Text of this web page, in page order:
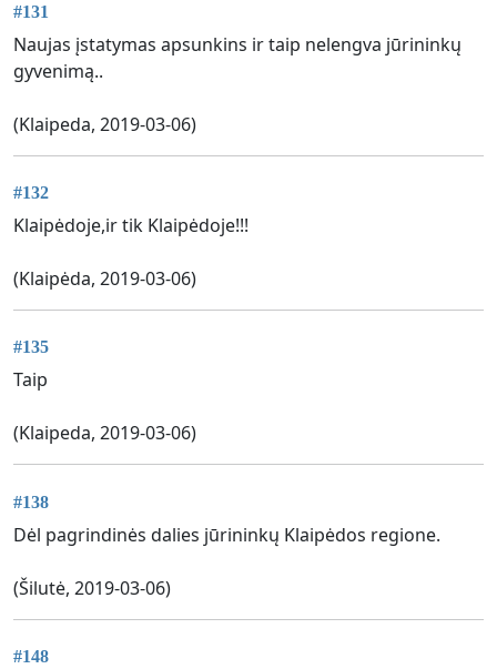
#131
Naujas įstatymas apsunkins ir taip nelengva jūrininkų
gyvenimą..
(Klaipeda, 2019-03-06)
#132
Klaipėdoje,ir tik Klaipėdoje!!!
(Klaipėda, 2019-03-06)
#135
Taip
(Klaipeda, 2019-03-06)
#138
Dėl pagrindinės dalies jūrininkų Klaipėdos regione.
(Šilutė, 2019-03-06)
#148